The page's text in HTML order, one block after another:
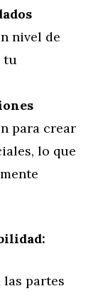
nivel de
tu
para crear
lo que
partes